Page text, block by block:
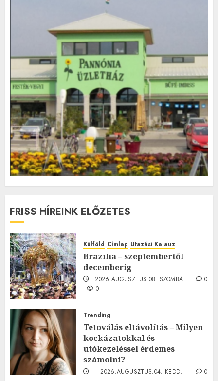
FRISS HÍREINK ELŐZETES
Külföld Címlap Utazási Kalauz
Brazília – szeptembertől
decemberig
2026.AUGUSZTUS.08. SZOMBAT.
0
0
Trending
Tetoválás eltávolítás – Milyen
kockázatokkal és
utókezeléssel érdemes
számolni?
2026.AUGUSZTUS.04. KEDD.
0